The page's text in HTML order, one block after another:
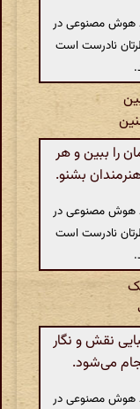
هوش مصنوعی در
نادرست است
را ببین و هر
بشنو.
هوش مصنوعی در
نادرست است
نقش و نگار
می‌شود.
هوش مصنوعی در